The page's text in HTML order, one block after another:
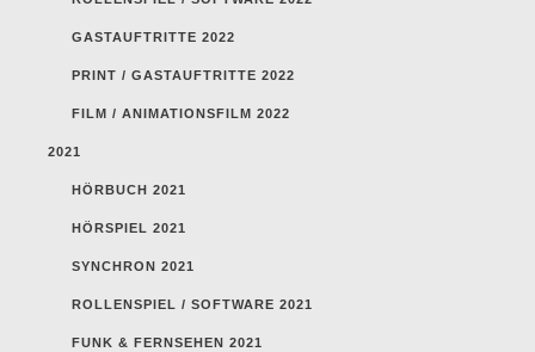
GASTAUFTRITTE 2022
PRINT / GASTAUFTRITTE 2022
FILM / ANIMATIONSFILM 2022
2021
HÖRBUCH 2021
HÖRSPIEL 2021
SYNCHRON 2021
ROLLENSPIEL / SOFTWARE 2021
FUNK & FERNSEHEN 2021